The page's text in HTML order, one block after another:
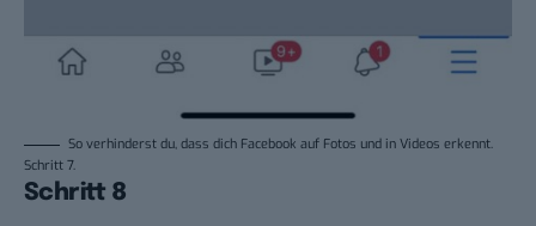
So verhinderst du, dass dich Facebook auf Fotos und in Videos erkennt.
Schritt 7.
Schritt 8